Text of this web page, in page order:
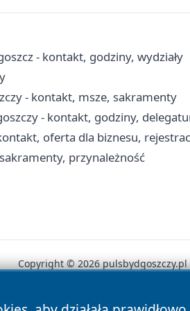
- kontakt, godziny, wydziały
- kontakt, msze, sakramenty
- kontakt, godziny,
oferta dla biznesu,
przynależność
Copyright © 2026